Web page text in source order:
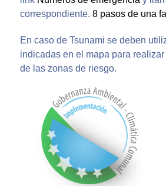
correspondiente. 8 pasos de una
En caso de Tsunami se deben
indicadas en el mapa para
de las zonas de riesgo.